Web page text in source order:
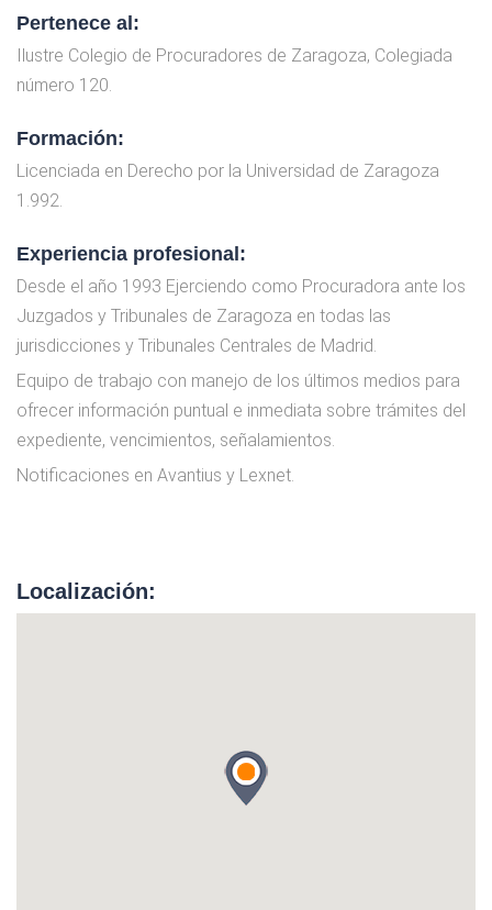
Pertenece al:
Ilustre Colegio de Procuradores de Zaragoza, Colegiada
número 120.
Formación:
Licenciada en Derecho por la Universidad de Zaragoza
1.992.
Experiencia profesional:
Desde el año 1993 Ejerciendo como Procuradora ante los
Juzgados y Tribunales de Zaragoza en todas las
jurisdicciones y Tribunales Centrales de Madrid.
Equipo de trabajo con manejo de los últimos medios para
ofrecer información puntual e inmediata sobre trámites del
expediente, vencimientos, señalamientos.
Notificaciones en Avantius y Lexnet.
Localización: